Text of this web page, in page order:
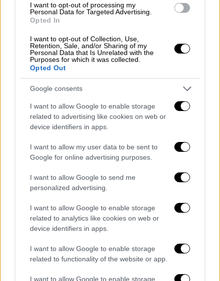
I want to opt-out of processing my
Personal Data for Targeted Advertising.
Opted In
I want to opt-out of Collection, Use,
Retention, Sale, and/or Sharing of my
Personal Data that Is Unrelated with the
Purposes for which it was collected.
Opted Out
Google consents
I want to allow Google to enable storage
related to advertising like cookies on web or
device identifiers in apps.
I want to allow my user data to be sent to
Google for online advertising purposes.
I want to allow Google to send me
personalized advertising.
I want to allow Google to enable storage
related to analytics like cookies on web or
device identifiers in apps.
I want to allow Google to enable storage
related to functionality of the website or app.
I want to allow Google to enable storage
Ελλάδα|13.11.2021 20:08
Θεσσαλονίκη: «Ποδαρικό» το 2022 με 4
νέες κινηματογραφικές παραγωγές
στην πόλη
Τουλάχιστον τέσσερις κινηματογραφικές
παραγωγές έρχονται το 2022 στη